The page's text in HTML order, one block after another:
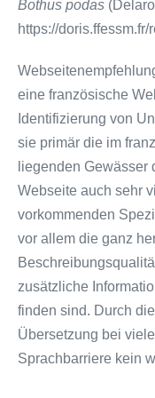
Bothus podas
https://doris.ffessm.fr/
eine französische
Identifizierung von
sie primär die im
liegenden Gewässer
Webseite auch sehr
vorkommenden
vor allem die ganz
zusätzliche
finden sind. Durch
Übersetzung bei
Sprachbarriere kein